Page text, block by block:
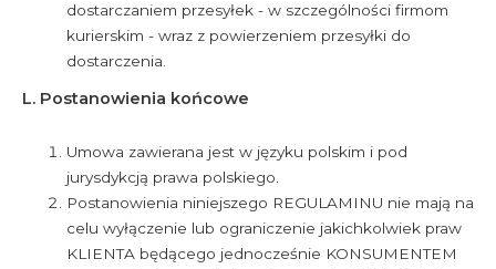
dostarczaniem przesyłek - w szczególności firmom
kurierskim - wraz z powierzeniem przesyłki do
dostarczenia.
L. Postanowienia końcowe
Umowa zawierana jest w języku polskim i pod
jurysdykcją prawa polskiego.
Postanowienia niniejszego REGULAMINU nie mają na
celu wyłączenie lub ograniczenie jakichkolwiek praw
KLIENTA będącego jednocześnie KONSUMENTEM